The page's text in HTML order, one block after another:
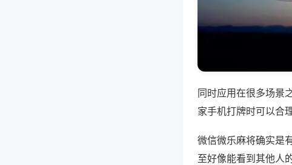
同时应用在很多场景
家手机打牌时可以合
微信微乐麻将确实是
至好像能看到其他人